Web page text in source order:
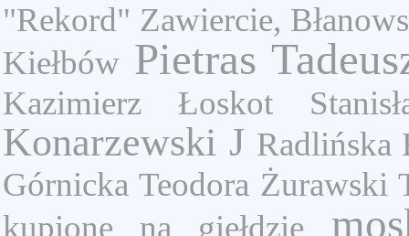
"Rekord" Zawiercie,
Kiełbów Pietras
Kazimierz Łoskot
Konarzewski J Radlińska
Górnicka Teodora Żurawski
kupione na giełdzie